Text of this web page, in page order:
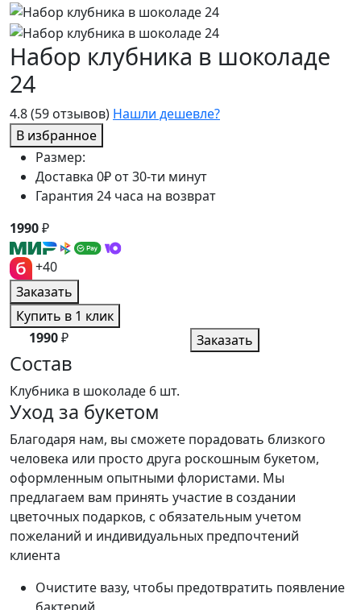
4.8(59 отзывов) Нашли дешевле?
В избранное
Набор клубника в шоколаде
24
Размер:
Доставка 0₽ от 30-ти минут
Гарантия 24 часа на возврат
1990₽
+40
Заказать
Купить в 1 клик
1990₽ Заказать
Состав
Клубника в шоколаде 6 шт.
Уход за букетом
Благодаря нам, вы сможете порадовать близкого
человека или просто друга роскошным букетом,
оформленным опытными флористами. Мы
предлагаем вам принять участие в создании
цветочных подарков, с обязательным учетом
пожеланий и индивидуальных предпочтений
клиента
Очистите вазу, чтобы предотвратить появление